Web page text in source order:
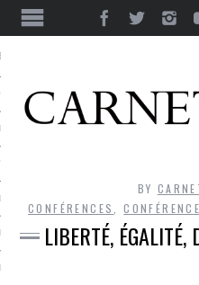
ULTIME
RIRE
DIALOGUE
BY
CONFÉRENCES
,
LIBERTÉ, ÉGALITÉ,